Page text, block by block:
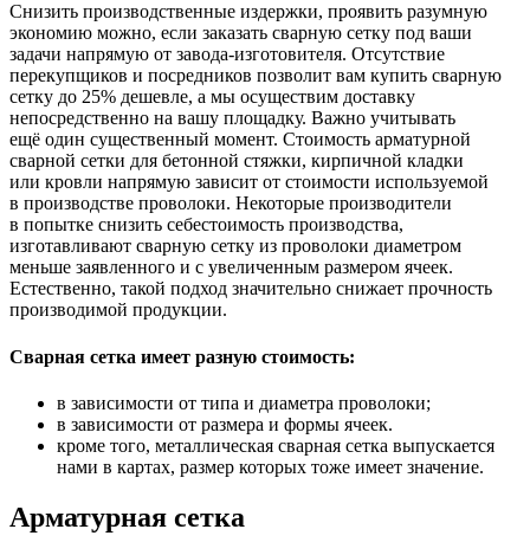
Снизить производственные издержки, проявить разумную
экономию можно, если заказать сварную сетку под ваши
задачи напрямую от завода-изготовителя. Отсутствие
перекупщиков и посредников позволит вам купить сварную
сетку до 25% дешевле, а мы осуществим доставку
непосредственно на вашу площадку. Важно учитывать
ещё один существенный момент. Стоимость арматурной
сварной сетки для бетонной стяжки, кирпичной кладки
или кровли напрямую зависит от стоимости используемой
в производстве проволоки. Некоторые производители
в попытке снизить себестоимость производства,
изготавливают сварную сетку из проволоки диаметром
меньше заявленного и с увеличенным размером ячеек.
Естественно, такой подход значительно снижает прочность
производимой продукции.
Сварная сетка имеет разную стоимость:
в зависимости от типа и диаметра проволоки;
в зависимости от размера и формы ячеек.
кроме того, металлическая сварная сетка выпускается
нами в картах, размер которых тоже имеет значение.
Арматурная сетка